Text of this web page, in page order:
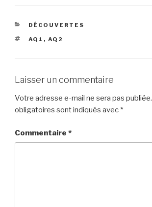
e
b
k
g
CATÉGORIES
DÉCOUVERTES
ÉTIQUETTES
AQ1 , AQ2
Laisser un commentaire
Votre adresse e-mail ne sera pas publiée.
obligatoires sont indiqués avec *
Commentaire *